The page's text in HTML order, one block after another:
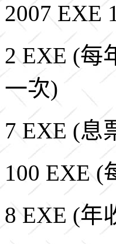
2007 EXE
2 EXE (每
一次)
7 EXE (息
100 EXE (
8 EXE (年